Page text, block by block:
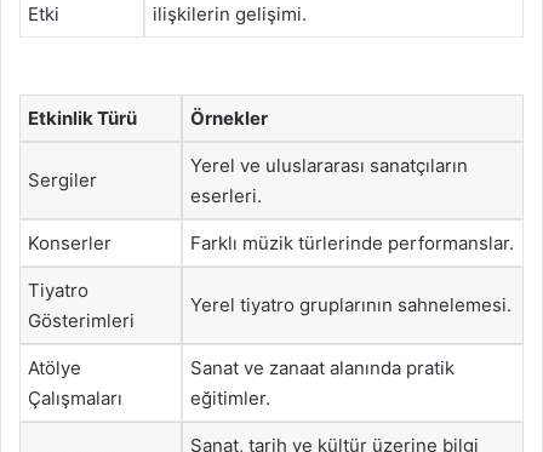
Etki
ilişkilerin gelişimi.
Etkinlik Türü Örnekler
Sergiler
Yerel ve uluslararası sanatçıların
eserleri.
Konserler Farklı müzik türlerinde performanslar.
Tiyatro
Gösterimleri
Yerel tiyatro gruplarının sahnelemesi.
Atölye
Çalışmaları
Sanat ve zanaat alanında pratik
eğitimler.
Sanat, tarih ve kültür üzerine bilgi